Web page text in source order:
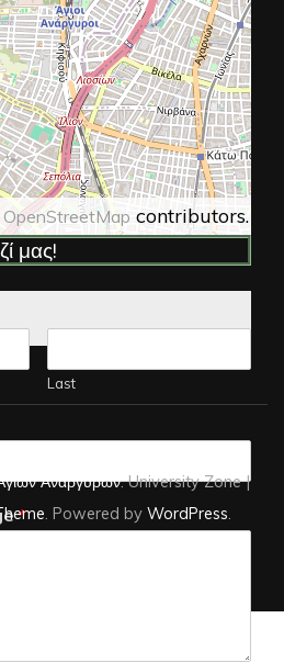
OpenStreetMap contributors.
μας!
Last
*
Αναργύρων. University Zone |
. Powered by WordPress